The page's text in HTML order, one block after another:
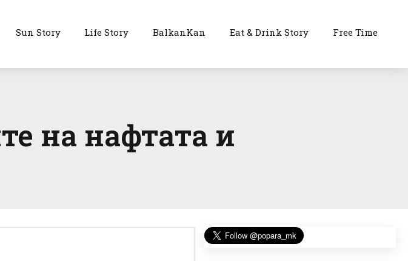
Sun Story Life Story BalkanKan Eat & Drink Story Free Time
на нафтата и